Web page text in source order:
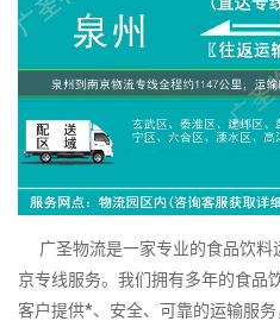
广圣物流是一家专业的食品饮料
京专线服务。我们拥有多年的食品
客户提供*、安全、可靠的运输服